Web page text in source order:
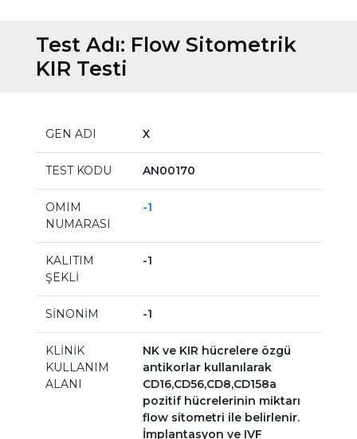
Test Adı: Flow Sitometrik
KIR Testi
GEN ADI X
TEST KODU AN00170
OMIM
NUMARASI
-1
KALITIM
ŞEKLİ
-1
SİNONİM -1
KLİNİK
KULLANIM
ALANI
NK ve KIR hücrelere özgü
antikorlar kullanılarak
CD16,CD56,CD8,CD158a
pozitif hücrelerinin miktarı
flow sitometri ile belirlenir.
İmplantasyon ve IVF